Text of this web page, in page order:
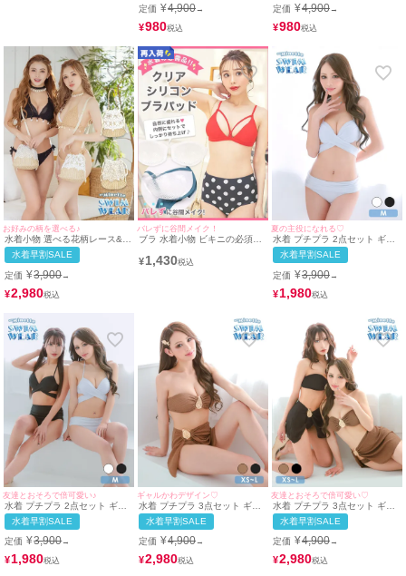
定価 ¥4,900→
¥980
定価 ¥4,900→
¥980
お好みの柄を選べる♪
水着小物 選べる花柄レース&リ
ーフ柄レース2Way巾着かごバ
ッグ
水着早割SALE
定価 ¥3,900→
¥2,980
バレずに谷間メイク！
ブラ 水着小物 ビキニの必須ア
ド
¥1,430
夏の主役になれる♡
水着 プチプラ 2点セット ギャ
ル ホルターネック ハイウエス
ト 紐ビキニ シンプル クロスデ
ザイン ワンカラー 白 ビキニ
(みのり着用/Mサイズ対応) |
myMinette/マイミネット
水着早割SALE
定価 ¥3,900→
¥1,980
友達とおそろで倍可愛い♪
水着 プチプラ 2点セット ギャ
ル ホルターネック ハイウエス
ト 紐ビキニ シンプル 白 黒 ブ
ラック ビキニ (みのり・ちぴた
ん着用/Mサイズ対応) |
myMinette/マイミネット
水着早割SALE
定価 ¥3,900→
¥1,980
ギャルかわデザイン♡
水着 プチプラ 3点セット ギャ
ル 2way 体型カバー バンドゥ
スカートタイプ バックル モカ
ビキニ (ちぴたん着用/XS~Lサ
イズ対応) | myMinette/マイミ
ネット
水着早割SALE
定価 ¥4,900→
¥2,980
友達とおそろで倍可愛い♡
水着 プチプラ 3点セット ギャ
ル 2way 体型カバー バンドゥ
スカートタイプ 黒 茶色 ビキニ
(みのり・ちぴたん着用/XS~L
サイズ対応) | myMinette/マイ
ミネット
水着早割SALE
定価 ¥4,900→
¥2,980